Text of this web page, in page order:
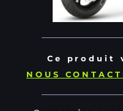
Ce produit
NOUS